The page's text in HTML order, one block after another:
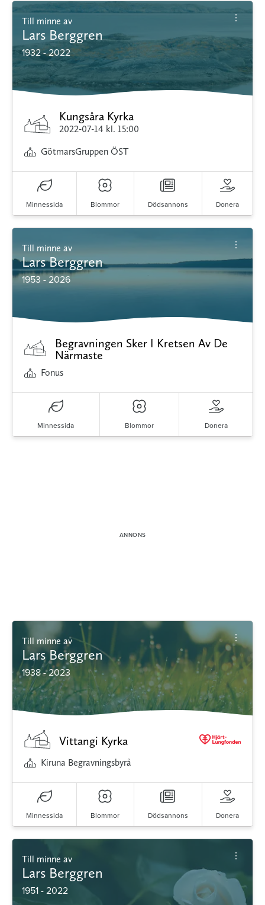
Till minne av
Lars Berggren
1932 - 2022
Kungsåra Kyrka
2022-07-14 kl. 15:00
GötmarsGruppen ÖST
Minnessida Blommor Dödsannons Donera
Till minne av
Lars Berggren
1953 - 2026
Begravningen Sker I Kretsen Av De
Närmaste
Fonus
Minnessida Blommor Donera
Till minne av
Lars Berggren
1938 - 2023
Vittangi Kyrka
Kiruna Begravningsbyrå
Minnessida Blommor Dödsannons Donera
Till minne av
Lars Berggren
1951 - 2022